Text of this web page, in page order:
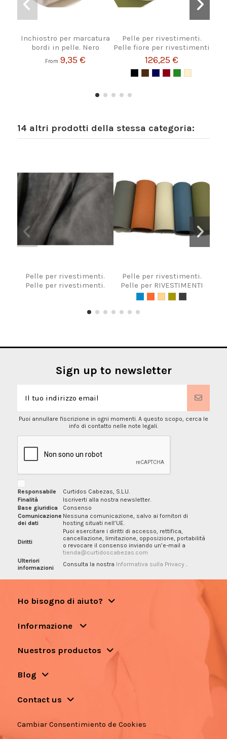
Inchiostro per marcatura
bordi in pelle. Nero
From 9,35 €
Pelle per rivestimenti.
Pelle fiore per rivestimenti
126,25 €
14 altri prodotti della stessa categoria:
Pelle per rivestimenti.
Pelle per rivestimenti.
Pelle per rivestimenti.
Pelle per RIVESTIMENTI
Sign up to newsletter
Puoi annullare l'iscrizione in ogni momenti. A questo scopo, cerca le
info di contatto nelle note legali.
Responsabile
Curtidos Cabezas, S.L.U.
Finalità
Iscriverti alla nostra newsletter.
Base giuridica
Consenso
Comunicazione
dei dati
Nessuna comunicazione, salvo ai fornitori di
hosting situati nell’UE.
Diritti
Puoi esercitare i diritti di accesso, rettifica,
cancellazione, limitazione, opposizione, portabilità
o revocare il consenso inviando un’e-mail a
tienda@curtidoscabezas.com
Ulteriori
informazioni
Consulta la nostra Informativa sulla Privacy .
Ho bisogno di aiuto?
Informazione
Nuestros productos
Blog
Contact us
Cambiar Consentimiento de Cookies